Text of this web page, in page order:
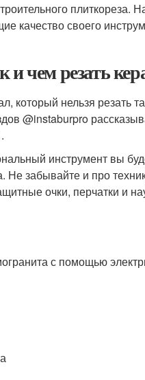
плиткореза.
качество своего
чем резать
который нельзя резать
@instaburpro
инструмент вы
забывайте и про
очки, перчатки и
с помощью